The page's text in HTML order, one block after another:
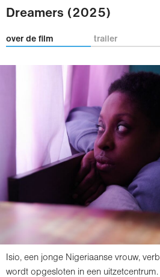
Dreamers (2025)
over de film trailer
Isio, een jonge Nigeriaanse vrouw,
wordt opgesloten in een